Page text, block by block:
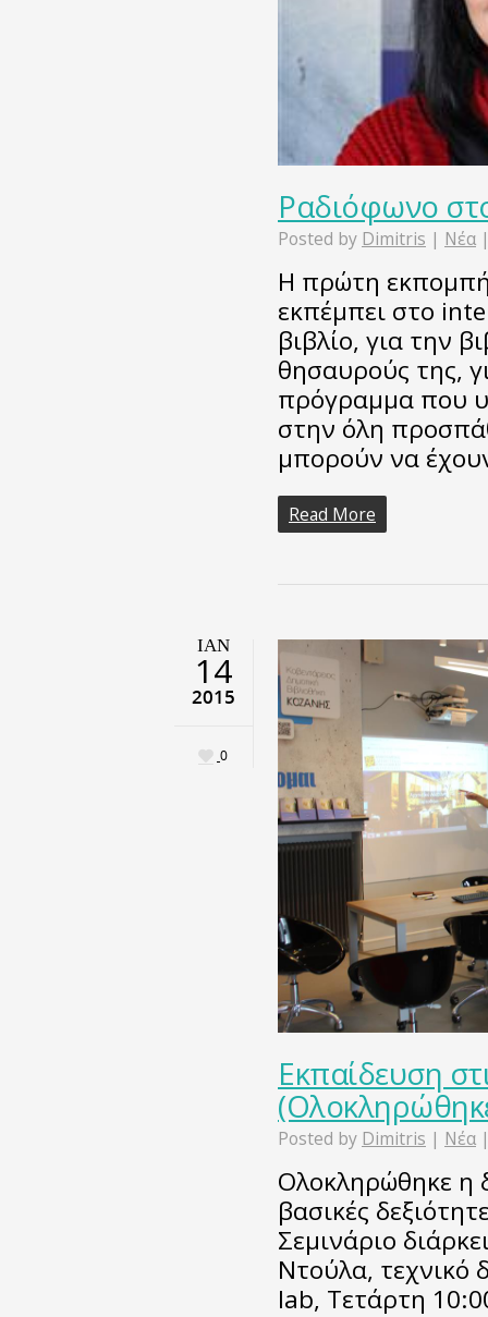
Ραδιόφωνο
Posted by Dimitris | Νέα
Η πρώτη
εκπέμπει στο
βιβλίο, για την
θησαυρούς της,
πρόγραμμα που
στην όλη
μπορούν να
Read More
ΙΑΝ
14
2015
0
Εκπαίδευση
Posted by Dimitris | Νέα
Ολοκληρώθηκε η
βασικές
Σεμινάριο
Ντούλα, τεχνικό
lab, Τετάρτη